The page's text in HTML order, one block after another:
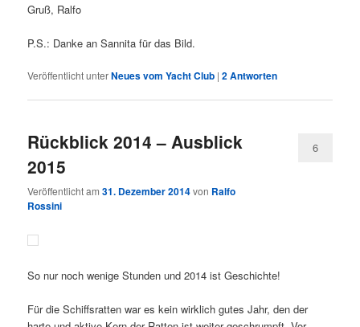
Gruß, Ralfo
P.S.: Danke an Sannita für das Bild.
Veröffentlicht unterNeues vom Yacht Club |2Antworten
Rückblick 2014 – Ausblick
2015
Veröffentlicht am31. Dezember 2014von Ralfo
Rossini
6
So nur noch wenige Stunden und 2014 ist Geschichte!
Für die Schiffsratten war es kein wirklich gutes Jahr, den der